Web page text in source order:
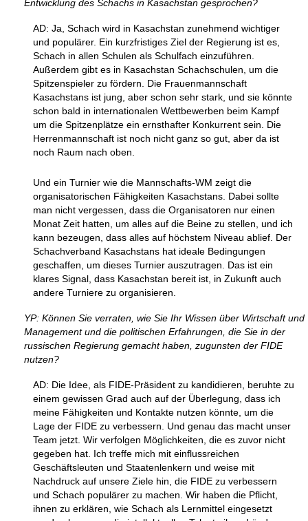
Entwicklung des Schachs in Kasachstan gesprochen?
AD: Ja, Schach wird in Kasachstan zunehmend wichtiger
und populärer. Ein kurzfristiges Ziel der Regierung ist es,
Schach in allen Schulen als Schulfach einzuführen.
Außerdem gibt es in Kasachstan Schachschulen, um die
Spitzenspieler zu fördern. Die Frauenmannschaft
Kasachstans ist jung, aber schon sehr stark, und sie könnte
schon bald in internationalen Wettbewerben beim Kampf
um die Spitzenplätze ein ernsthafter Konkurrent sein. Die
Herrenmannschaft ist noch nicht ganz so gut, aber da ist
noch Raum nach oben.
Und ein Turnier wie die Mannschafts-WM zeigt die
organisatorischen Fähigkeiten Kasachstans. Dabei sollte
man nicht vergessen, dass die Organisatoren nur einen
Monat Zeit hatten, um alles auf die Beine zu stellen, und ich
kann bezeugen, dass alles auf höchstem Niveau ablief. Der
Schachverband Kasachstans hat ideale Bedingungen
geschaffen, um dieses Turnier auszutragen. Das ist ein
klares Signal, dass Kasachstan bereit ist, in Zukunft auch
andere Turniere zu organisieren.
YP: Können Sie verraten, wie Sie Ihr Wissen über Wirtschaft und
Management und die politischen Erfahrungen, die Sie in der
russischen Regierung gemacht haben, zugunsten der FIDE
nutzen?
AD: Die Idee, als FIDE-Präsident zu kandidieren, beruhte zu
einem gewissen Grad auch auf der Überlegung, dass ich
meine Fähigkeiten und Kontakte nutzen könnte, um die
Lage der FIDE zu verbessern. Und genau das macht unser
Team jetzt. Wir verfolgen Möglichkeiten, die es zuvor nicht
gegeben hat. Ich treffe mich mit einflussreichen
Geschäftsleuten und Staatenlenkern und weise mit
Nachdruck auf unsere Ziele hin, die FIDE zu verbessern
und Schach populärer zu machen. Wir haben die Pflicht,
ihnen zu erklären, wie Schach als Lernmittel eingesetzt